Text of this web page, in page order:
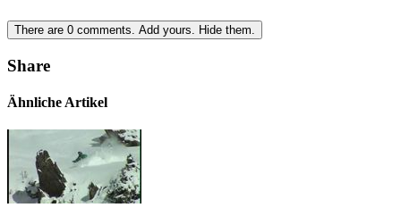
There are 0 comments. Add yours. Hide them.
Share
Ähnliche Artikel